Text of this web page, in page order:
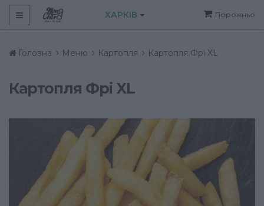
ХАРКІВ Порожньо
Головна Меню Картопля Картопля Фрі XL
Картопля Фрі XL